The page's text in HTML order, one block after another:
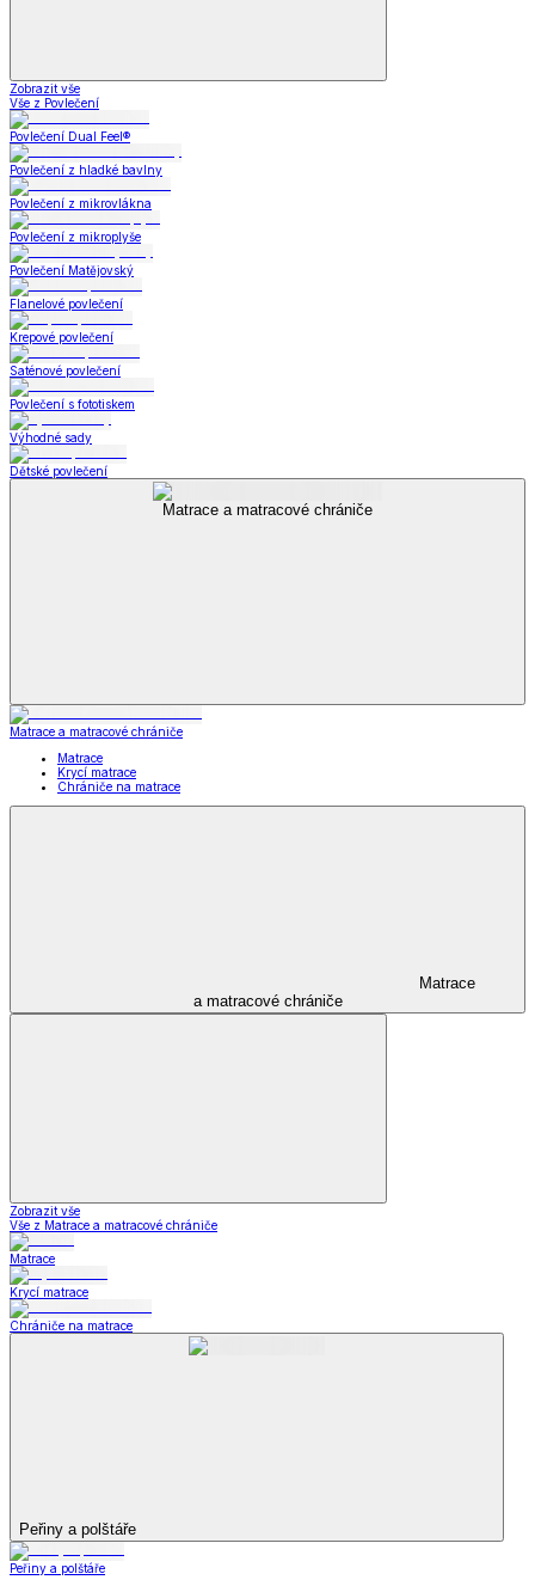
Zobrazit vše
Vše z Povlečení
Povlečení Dual Feel®
Povlečení z hladké bavlny
Povlečení z mikrovlákna
Povlečení z mikroplyše
Povlečení Matějovský
Flanelové povlečení
Krepové povlečení
Saténové povlečení
Povlečení s fototiskem
Výhodné sady
Dětské povlečení
Matrace a matracové chrániče
Matrace a matracové chrániče
Matrace
Krycí matrace
Chrániče na matrace
Matrace
a matracové chrániče
Zobrazit vše
Vše z Matrace a matracové chrániče
Matrace
Krycí matrace
Chrániče na matrace
Peřiny a polštáře
Peřiny a polštáře